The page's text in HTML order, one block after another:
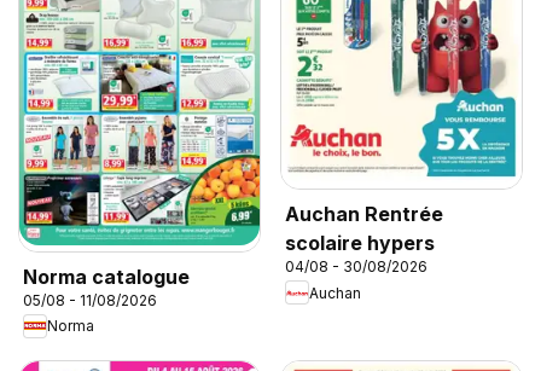
Norma catalogue
05/08 - 11/08/2026
Norma
Auchan Rentrée
scolaire hypers
04/08 - 30/08/2026
Auchan